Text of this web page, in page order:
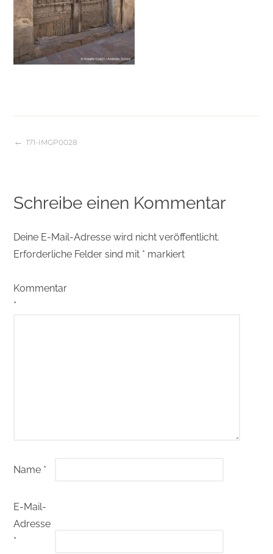
Beitragsnavigation
171-IMGP0028
Schreibe einen Kommentar
Deine E-Mail-Adresse wird nicht veröffentlicht.
Erforderliche Felder sind mit * markiert
Kommentar
*
Name *
E-Mail-
Adresse
*